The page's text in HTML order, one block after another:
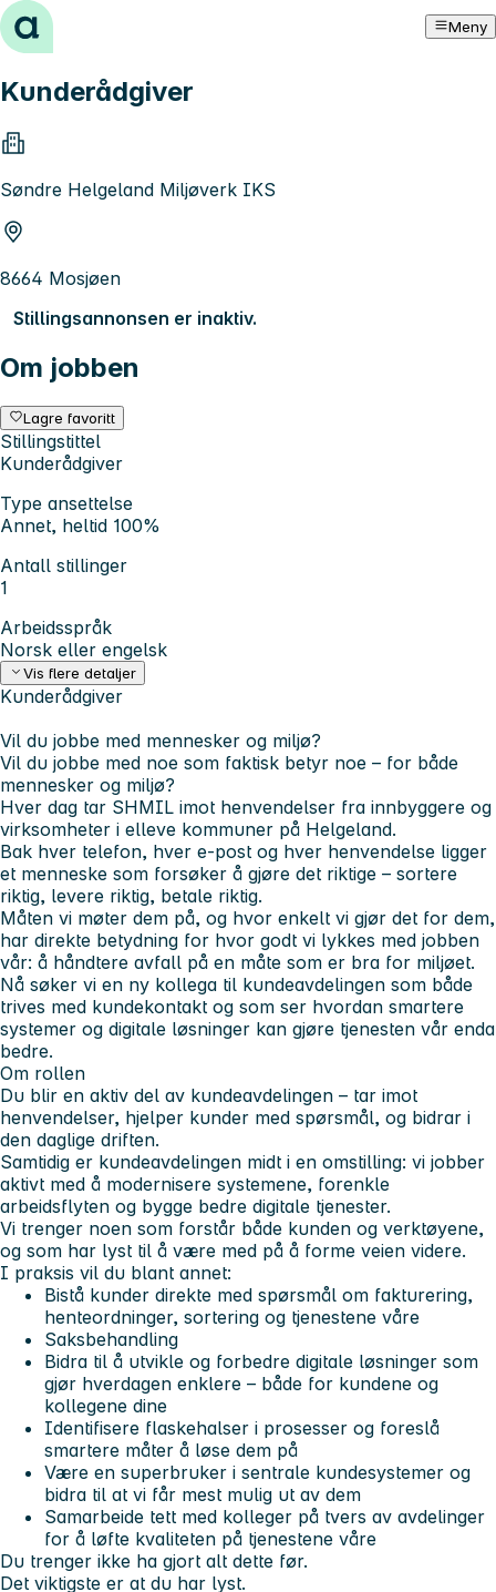
Hopp til innhold Meny
Kunderådgiver
Søndre Helgeland Miljøverk IKS
8664 Mosjøen
Stillingsannonsen er inaktiv.
Om jobben
Lagre favoritt
Stillingstittel
Kunderådgiver
Type ansettelse
Annet, heltid 100%
Antall stillinger
1
Arbeidsspråk
Norsk eller engelsk
Vis flere detaljer
Kunderådgiver
Vil du jobbe med mennesker og miljø?
Vil du jobbe med noe som faktisk betyr noe – for både
mennesker og miljø?
Hver dag tar SHMIL imot henvendelser fra innbyggere og
virksomheter i elleve kommuner på Helgeland.
Bak hver telefon, hver e-post og hver henvendelse ligger
et menneske som forsøker å gjøre det riktige – sortere
riktig, levere riktig, betale riktig.
Måten vi møter dem på, og hvor enkelt vi gjør det for dem,
har direkte betydning for hvor godt vi lykkes med jobben
vår: å håndtere avfall på en måte som er bra for miljøet.
Nå søker vi en ny kollega til kundeavdelingen som både
trives med kundekontakt og som ser hvordan smartere
systemer og digitale løsninger kan gjøre tjenesten vår enda
bedre.
Om rollen
Du blir en aktiv del av kundeavdelingen – tar imot
henvendelser, hjelper kunder med spørsmål, og bidrar i
den daglige driften.
Samtidig er kundeavdelingen midt i en omstilling: vi jobber
aktivt med å modernisere systemene, forenkle
arbeidsflyten og bygge bedre digitale tjenester.
Vi trenger noen som forstår både kunden og verktøyene,
og som har lyst til å være med på å forme veien videre.
I praksis vil du blant annet:
Bistå kunder direkte med spørsmål om fakturering,
henteordninger, sortering og tjenestene våre
Saksbehandling
Bidra til å utvikle og forbedre digitale løsninger som
gjør hverdagen enklere – både for kundene og
kollegene dine
Identifisere flaskehalser i prosesser og foreslå
smartere måter å løse dem på
Være en superbruker i sentrale kundesystemer og
bidra til at vi får mest mulig ut av dem
Samarbeide tett med kolleger på tvers av avdelinger
for å løfte kvaliteten på tjenestene våre
Du trenger ikke ha gjort alt dette før.
Det viktigste er at du har lyst.